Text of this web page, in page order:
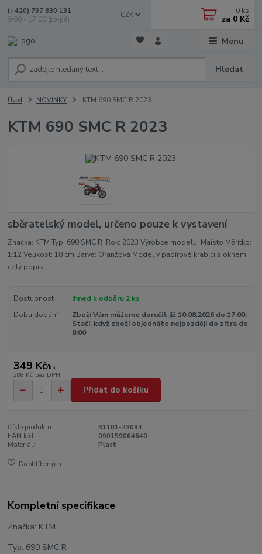
Menu
CZK
Hledat
(+420) 737 830 131
9:00 - 17:00 (po-pá)
0 ks
za 0 Kč
Úvod NOVINKY KTM 690 SMC R 2023
KTM 690 SMC R 2023
sběratelský model, určeno pouze k vystavení
Značka: KTM Typ: 690 SMC R Rok: 2023 Výrobce modelu: Maisto Měřítko:
1:12 Velikost: 18 cm Barva: Oranžová Model v papírové krabici s oknem
celý popis
Dostupnost
Ihned k odběru 2 ks
Doba dodání
Zboží Vám můžeme doručit již 10.08.2026 do 17:00.
Stačí, když zboží objednáte nejpozději do zítra do
8:00
349 Kč/ks
288 Kč bez DPH
Přidat do košíku
Číslo produktu:
31101-23094
EAN kód:
090159064640
Materiál:
Plast
Do oblíbených
Kompletní specifikace
Značka: KTM
Typ: 690 SMC R